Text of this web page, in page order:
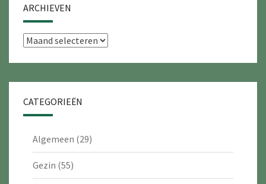
ARCHIEVEN
Archieven
CATEGORIEËN
Algemeen (29)
Gezin (55)